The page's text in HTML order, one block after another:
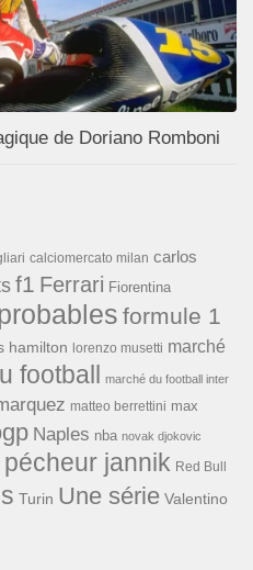
de Doriano Romboni
calciomercato milan carlos
f1 Ferrari Fiorentina
formule 1
hamilton lorenzo musetti marché
football marché du football inter
matteo berrettini max
Naples nba novak djokovic
pécheur jannik Red Bull
Turin Une série Valentino